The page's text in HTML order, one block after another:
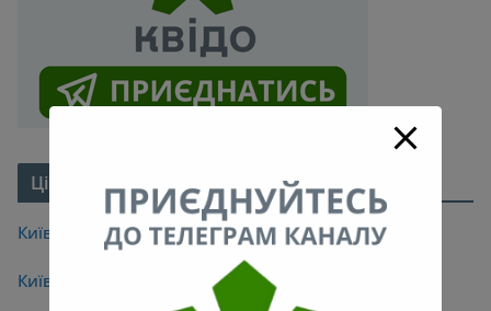
Цікаве про Київ
Київські легенди
Київські мости